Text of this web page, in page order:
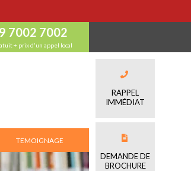
7002 7002
+ prix d'un appel local
TEMOIGNAGE
RAPPEL
IMMÉDIAT
DEMANDE DE
BROCHURE